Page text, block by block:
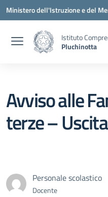
Vai ai contenuti
Vai al menu di navigazione
Vai al footer
Ministero dell'Istruzione e del
Istituto
Pluchinotta
Avviso alle
terze –
Personale scolastico
Docente